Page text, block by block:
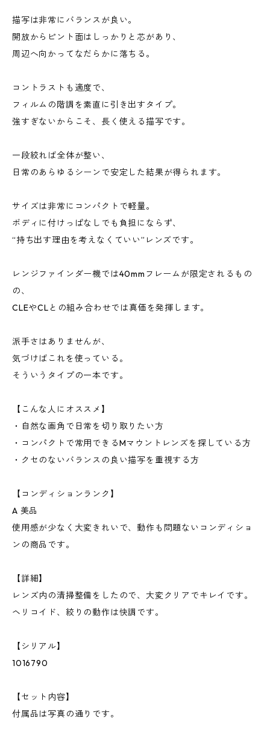
描写は非常にバランスが良い。
開放からピント面はしっかりと芯があり、
周辺へ向かってなだらかに落ちる。
コントラストも適度で、
フィルムの階調を素直に引き出すタイプ。
強すぎないからこそ、長く使える描写です。
一段絞れば全体が整い、
日常のあらゆるシーンで安定した結果が得られます。
サイズは非常にコンパクトで軽量。
ボディに付けっぱなしでも負担にならず、
“持ち出す理由を考えなくていい”レンズです。
レンジファインダー機では40mmフレームが限定されるもの
の、
CLEやCLとの組み合わせでは真価を発揮します。
派手さはありませんが、
気づけばこれを使っている。
そういうタイプの一本です。
【こんな人にオススメ】
・自然な画角で日常を切り取りたい方
・コンパクトで常用できるMマウントレンズを探している方
・クセのないバランスの良い描写を重視する方
【コンディションランク】
A 美品
使用感が少なく大変きれいで、動作も問題ないコンディショ
ンの商品です。
【詳細】
レンズ内の清掃整備をしたので、大変クリアでキレイです。
ヘリコイド、絞りの動作は快調です。
【シリアル】
1016790
【セット内容】
付属品は写真の通りです。